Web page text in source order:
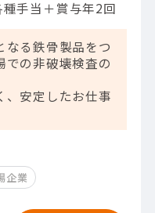
手当＋賞与年2回
なる鉄骨製品をつ
での非破壊検査の
、安定したお仕事
企業